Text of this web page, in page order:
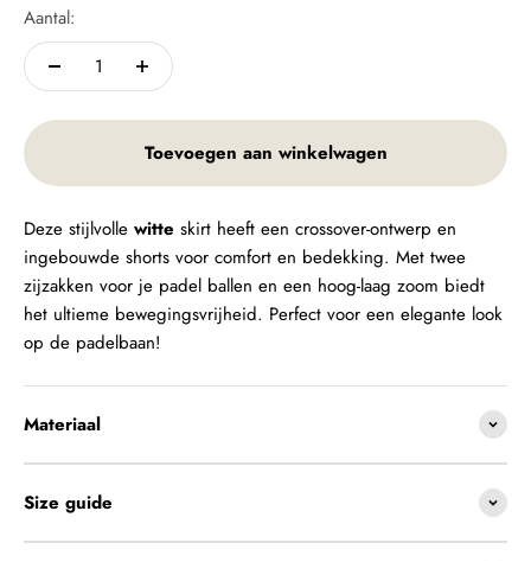
Aantal:
Toevoegen aan winkelwagen
Deze stijlvolle witte skirt heeft een crossover-ontwerp en
ingebouwde shorts voor comfort en bedekking. Met twee
zijzakken voor je padel ballen en een hoog-laag zoom biedt
het ultieme bewegingsvrijheid. Perfect voor een elegante look
op de padelbaan!
Materiaal
Size guide